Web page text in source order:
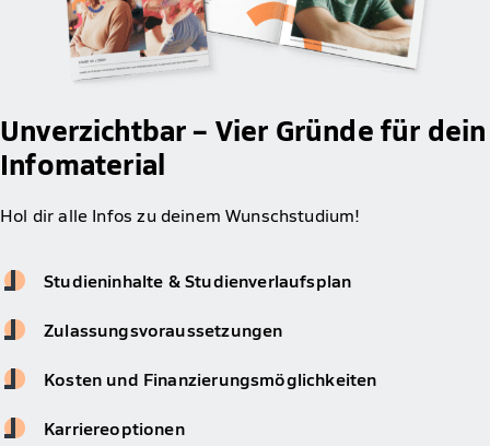
Unverzichtbar – Vier Gründe für dein
Infomaterial
Hol dir alle Infos zu deinem Wunschstudium!
Studieninhalte & Studienverlaufsplan
Zulassungsvoraussetzungen
Kosten und Finanzierungsmöglichkeiten
Karriereoptionen